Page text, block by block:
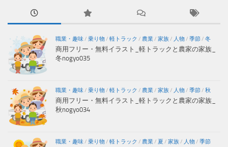
職業・趣味 / 乗り物 / 軽トラック / 農業 / 家族 / 人物 / 季節 / 冬
商用フリー・無料イラスト_軽トラックと農家の家族_
冬nogyo035
職業・趣味 / 乗り物 / 軽トラック / 農業 / 家族 / 人物 / 季節 / 秋
商用フリー・無料イラスト_軽トラックと農家の家族_
秋nogyo034
職業・趣味 / 乗り物 / 軽トラック / 農業 / 夏 / 家族 / 人物 / 季節